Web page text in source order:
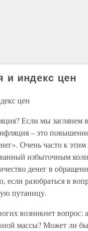
и индекс цен
цен
Если мы заглянем
– это
Очень часто к
избыточным
денег в
если разобраться в
путаницу.
возникнет вопрос:
массы? Может ли